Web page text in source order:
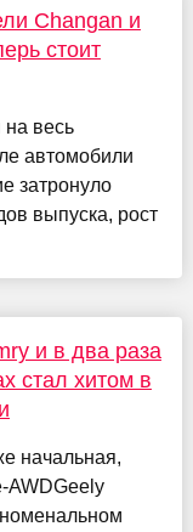
Changan и
стоит
весь
автомобили
затронуло
выпуска, рост
и в два раза
стал хитом в
начальная,
AWDGeely